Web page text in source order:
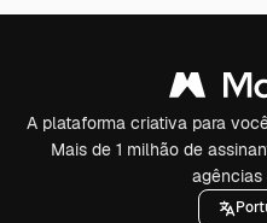
A plataforma criativa para
Mais de 1 milhão de
agências